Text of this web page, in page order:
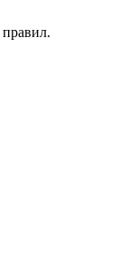
правил.